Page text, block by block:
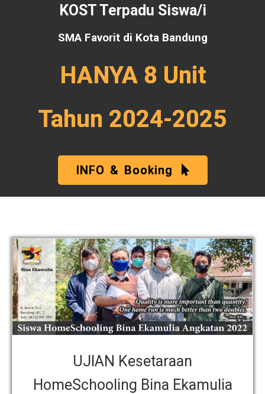
KOST Terpadu Siswa/i
SMA Favorit di Kota Bandung
HANYA 8 Unit
Tahun 2024-2025
INFO & Booking
UJIAN Kesetaraan
HomeSchooling Bina Ekamulia